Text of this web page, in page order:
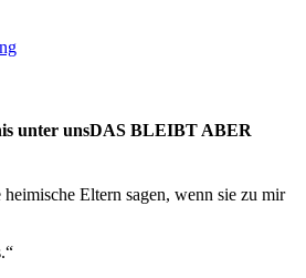
DAS BLEIBT ABER
heimische Eltern sagen, wenn sie zu mir